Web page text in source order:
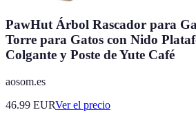
PawHut Árbol Rascador para
Torre para Gatos con Nido
Colgante y Poste de Yute Café
aosom.es
46.99 EURVer el precio